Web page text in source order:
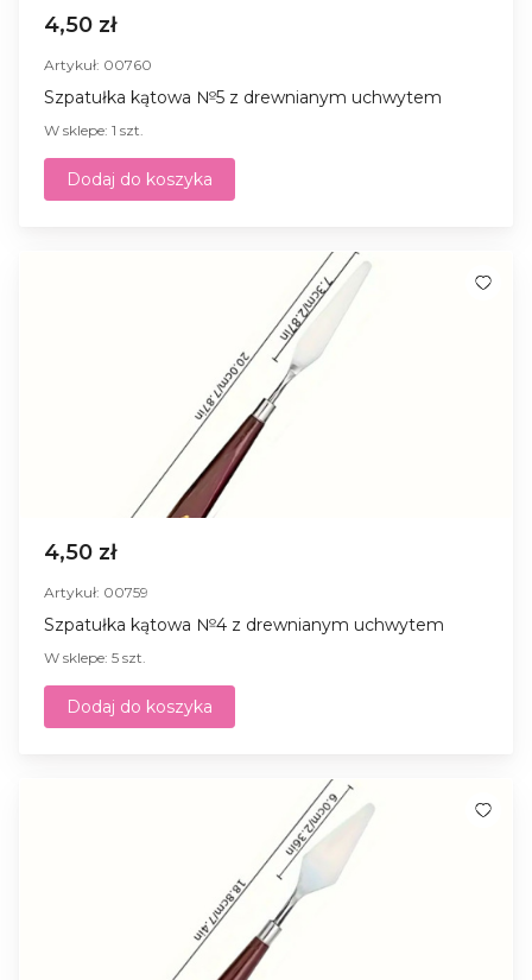
4,50 zł
Artykuł: 00760
Szpatułka kątowa №5 z drewnianym uchwytem
W sklepe: 1 szt.
Dodaj do koszyka
4,50 zł
Artykuł: 00759
Szpatułka kątowa №4 z drewnianym uchwytem
W sklepe: 5 szt.
Dodaj do koszyka